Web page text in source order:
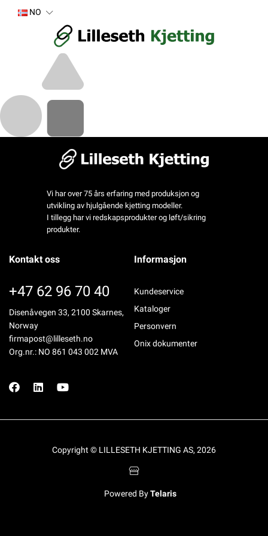
NO
Vi har over 75 års erfaring med produksjon og
utvikling av hjulgående kjetting modeller.
I tillegg har vi redskapsprodukter og løft/sikring
produkter.
Kontakt oss
+47 62 96 70 40
Disenåvegen 33, 2100 Skarnes,
Norway
firmapost@lilleseth.no
Org.nr.: NO 861 043 002 MVA
Informasjon
Kundeservice
Kataloger
Personvern
Onix dokumenter
Copyright © LILLESETH KJETTING AS, 2026
Powered ByTelaris